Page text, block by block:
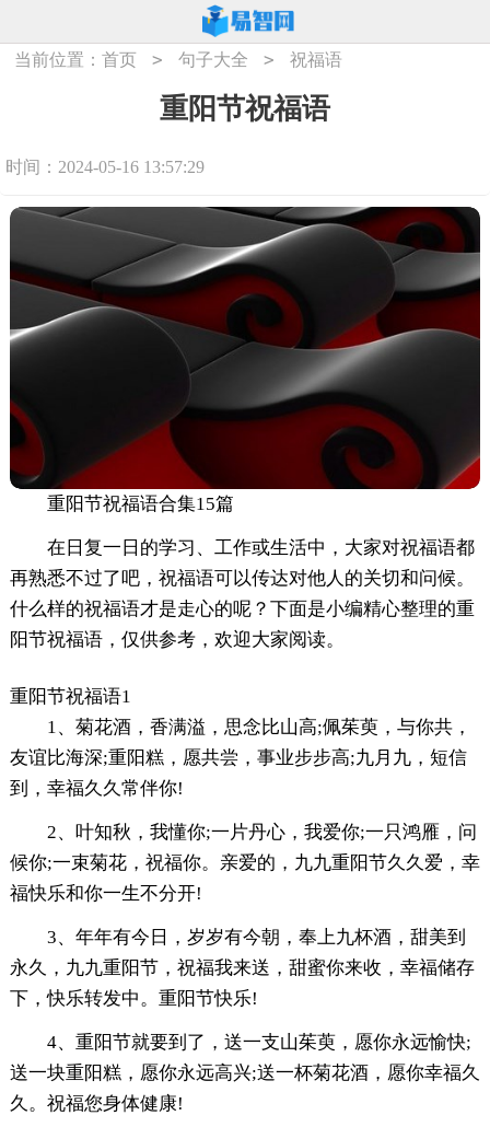
当前位置：首页 > 句子大全 > 祝福语
重阳节祝福语
时间：2024-05-16 13:57:29
重阳节祝福语合集15篇
在日复一日的学习、工作或生活中，大家对祝福语都
再熟悉不过了吧，祝福语可以传达对他人的关切和问候。
什么样的祝福语才是走心的呢？下面是小编精心整理的重
阳节祝福语，仅供参考，欢迎大家阅读。
重阳节祝福语1
1、菊花酒，香满溢，思念比山高;佩茱萸，与你共，
友谊比海深;重阳糕，愿共尝，事业步步高;九月九，短信
到，幸福久久常伴你!
2、叶知秋，我懂你;一片丹心，我爱你;一只鸿雁，问
候你;一束菊花，祝福你。亲爱的，九九重阳节久久爱，幸
福快乐和你一生不分开!
3、年年有今日，岁岁有今朝，奉上九杯酒，甜美到
永久，九九重阳节，祝福我来送，甜蜜你来收，幸福储存
下，快乐转发中。重阳节快乐!
4、重阳节就要到了，送一支山茱萸，愿你永远愉快;
送一块重阳糕，愿你永远高兴;送一杯菊花酒，愿你幸福久
久。祝福您身体健康!